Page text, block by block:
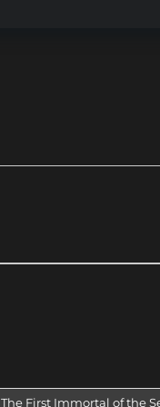
The First Immortal of the